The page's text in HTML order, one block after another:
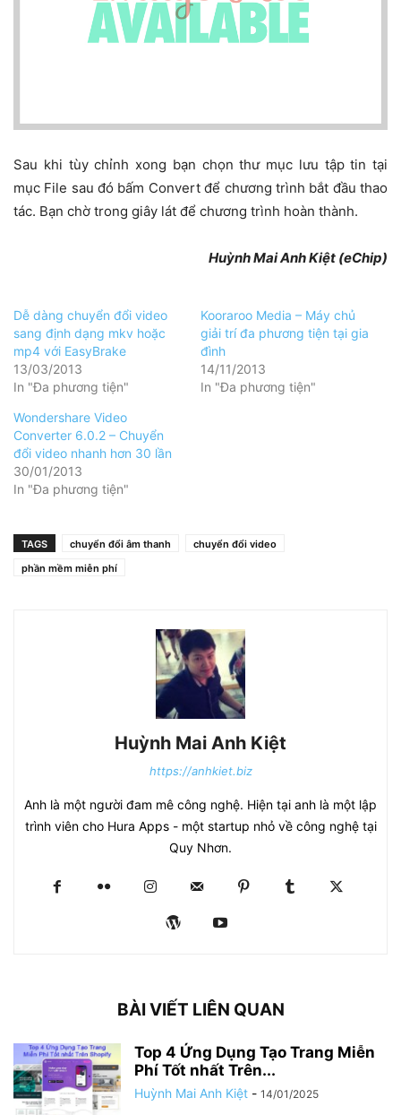
Sau khi tùy chỉnh xong bạn chọn thư mục lưu tập tin tại
mục File sau đó bấm Convert để chương trình bắt đầu thao
tác. Bạn chờ trong giây lát để chương trình hoàn thành.
Huỳnh Mai Anh Kiệt (eChip)
Dễ dàng chuyển đổi video
sang định dạng mkv hoặc
mp4 với EasyBrake
13/03/2013
In "Đa phương tiện"
Kooraroo Media – Máy chủ
giải trí đa phương tiện tại gia
đình
14/11/2013
In "Đa phương tiện"
Wondershare Video
Converter 6.0.2 – Chuyển
đổi video nhanh hơn 30 lần
30/01/2013
In "Đa phương tiện"
TAGS chuyển đổi âm thanh
chuyển đổi video
phần mềm miễn phí
Huỳnh Mai Anh Kiệt
https://anhkiet.biz
Anh là một người đam mê công nghệ. Hiện tại anh là một lập
trình viên cho Hura Apps - một startup nhỏ về công nghệ tại
Quy Nhơn.
BÀI VIẾT LIÊN QUAN
Top 4 Ứng Dụng Tạo Trang Miễn
Phí Tốt nhất Trên...
Huỳnh Mai Anh Kiệt - 14/01/2025